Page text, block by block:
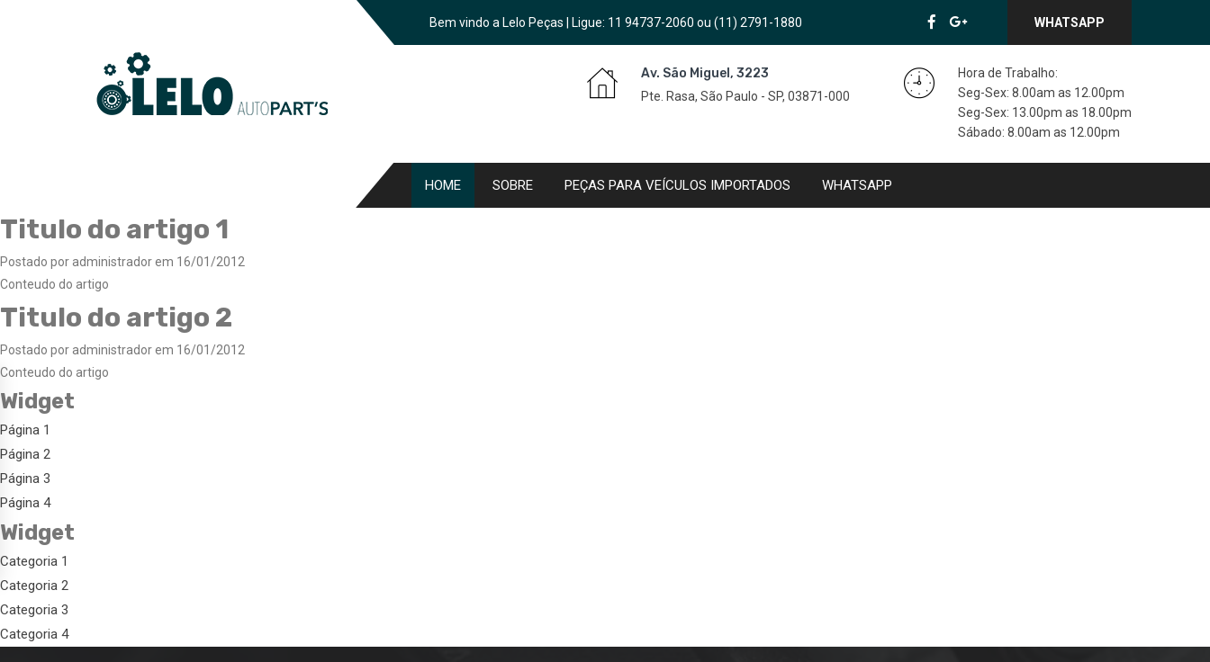
Bem vindo a Lelo Peças | Ligue: 11 94737-2060 ou (11) 2791-1880 WHATSAPP
Av. São Miguel, 3223
Pte. Rasa, São Paulo - SP, 03871-000
Hora de Trabalho:
Seg-Sex: 8.00am as 12.00pm
Seg-Sex: 13.00pm as 18.00pm
Sábado: 8.00am as 12.00pm
HOME SOBRE PEÇAS PARA VEÍCULOS IMPORTADOS WHATSAPP
Titulo do artigo 1
Postado por administrador em 16/01/2012
Conteudo do artigo
Titulo do artigo 2
Postado por administrador em 16/01/2012
Conteudo do artigo
Widget
Página 1
Página 2
Página 3
Página 4
Widget
Categoria 1
Categoria 2
Categoria 3
Categoria 4